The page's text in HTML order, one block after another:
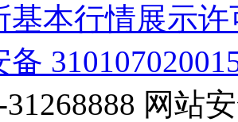
基本行情展示许
网站